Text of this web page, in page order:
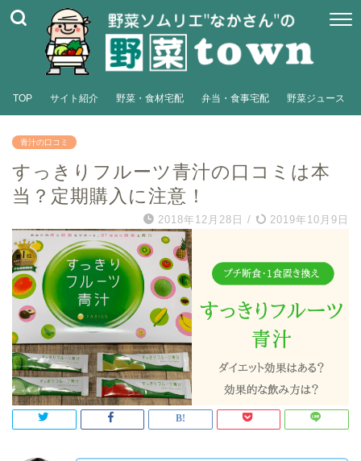
TOP サイト紹介 野菜・食材宅配 弁当・食事宅配 野菜ジュース
青汁の口コミ
すっきりフルーツ青汁の口コミは本
当？定期購入に注意！
2018年12月28日 / 2019年10月9日